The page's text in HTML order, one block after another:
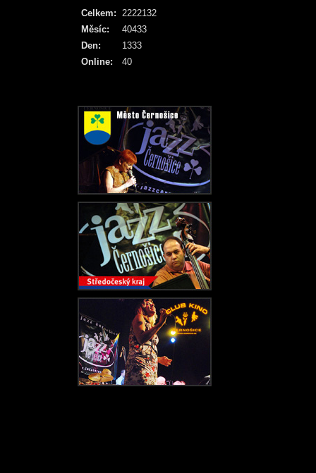
Online: 40
Celkem: 2222132
Měsíc:
40433
Den:
1333